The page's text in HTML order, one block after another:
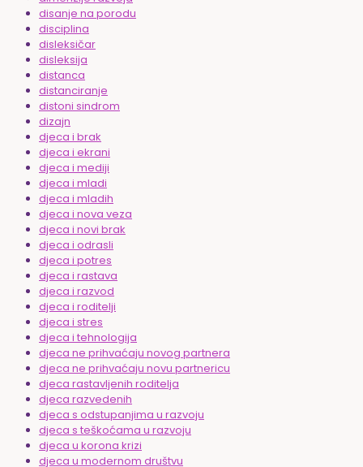
disanje na porodu
disciplina
disleksičar
disleksija
distanca
distanciranje
distoni sindrom
dizajn
djeca i brak
djeca i ekrani
djeca i mediji
djeca i mladi
djeca i mladih
djeca i nova veza
djeca i novi brak
djeca i odrasli
djeca i potres
djeca i rastava
djeca i razvod
djeca i roditelji
djeca i stres
djeca i tehnologija
djeca ne prihvaćaju novog partnera
djeca ne prihvaćaju novu partnericu
djeca rastavljenih roditelja
djeca razvedenih
djeca s odstupanjima u razvoju
djeca s teškoćama u razvoju
djeca u korona krizi
djeca u modernom društvu